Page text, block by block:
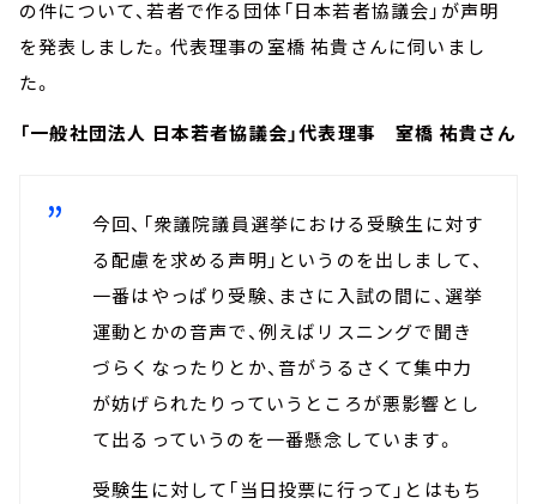
の件について、若者で作る団体「日本若者協議会」が声明
を発表しました。代表理事の室橋 祐貴さんに伺いまし
た。
「一般社団法人 日本若者協議会」代表理事 室橋 祐貴さん
今回、「衆議院議員選挙における受験生に対す
る配慮を求める声明」というのを出しまして、
一番はやっぱり受験、まさに入試の間に、選挙
運動とかの音声で、例えばリスニングで聞き
づらくなったりとか、音がうるさくて集中力
が妨げられたりっていうところが悪影響とし
て出るっていうのを一番懸念しています。
受験生に対して「当日投票に行って」とはもち